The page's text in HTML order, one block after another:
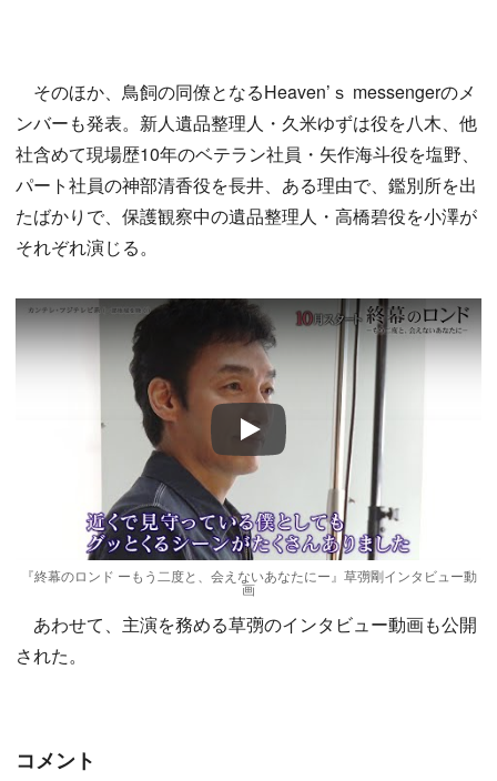
そのほか、鳥飼の同僚となるHeaven’ｓ messengerのメ
ンバーも発表。新人遺品整理人・久米ゆずは役を八木、他
社含めて現場歴10年のベテラン社員・矢作海斗役を塩野、
パート社員の神部清香役を長井、ある理由で、鑑別所を出
たばかりで、保護観察中の遺品整理人・高橋碧役を小澤が
それぞれ演じる。
Play
『終幕のロンド ーもう二度と、会えないあなたにー』草彅剛インタビュー動
画
あわせて、主演を務める草彅のインタビュー動画も公開
された。
コメント